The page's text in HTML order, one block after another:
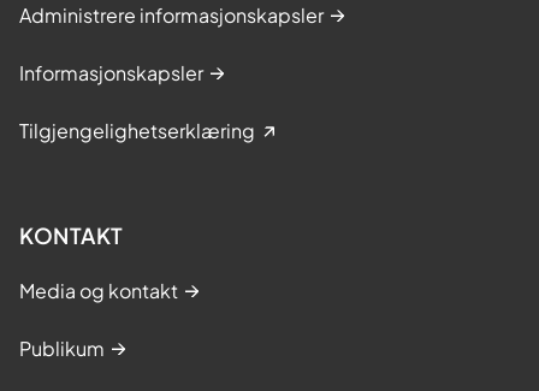
Administrere informasjonskapsler
Informasjonskapsler
Tilgjengelighetserklæring
KONTAKT
Media og kontakt
Publikum